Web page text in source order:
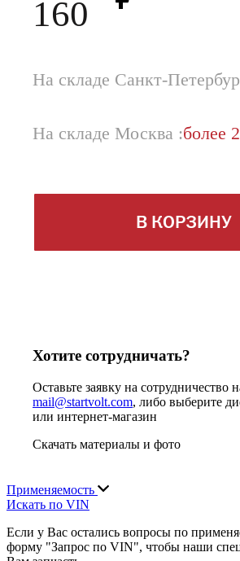
160
На складе Санкт-
На складе Москва :более
В КОРЗИНУ
Хотите сотрудничать?
Оставьте заявку на сотрудничество
mail@startvolt.com, либо выберите
или интернет-магазин
Скачать материалы и фото
Применяемость
Искать по VIN
Если у Вас остались вопросы по
форму "Запрос по VIN", чтобы наши